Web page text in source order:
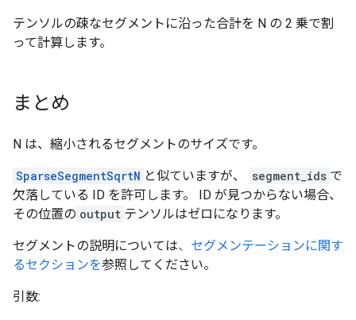
テンソルの疎なセグメントに沿った合計を N の 2 乗で割
って計算します。
まとめ
N は、縮小されるセグメントのサイズです。
SparseSegmentSqrtN と似ていますが、 segment_ids で
欠落している ID を許可します。 ID が見つからない場合、
その位置の output テンソルはゼロになります。
セグメントの説明については、セグメンテーションに関す
るセクションを参照してください。
引数: